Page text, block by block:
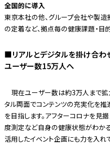
全国的に導入
東京本社の他、グループ会社や製
の定着など、拠点毎の健康課題・目
■リアルとデジタルを掛け合わ
ユーザー数15万人へ
現在ユーザー数は約3万人まで拡
タル両面でコンテンツの充実化を
を目指します。アフターコロナを見
度測定など自身の健康状態がわかる
活用したイベント企画にも力を入れ